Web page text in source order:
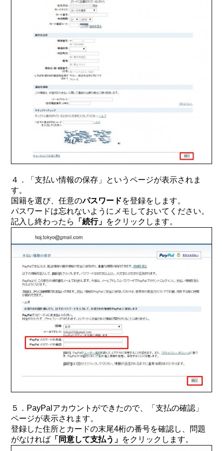
４．「支払い情報の保存」というページが表示されま
す。
国籍を選び、任意のパスワードを登録をします。
パスワードは忘れないようにメモしておいてください。
記入し終わったら
「続行」 をクリックします。
５．PayPalアカウントができたので、「支払の確認」
ページが表示されます。
登録した住所とカードの末尾4桁の番号を確認し、問題
がなければ 「同意して支払う」 をクリックします。